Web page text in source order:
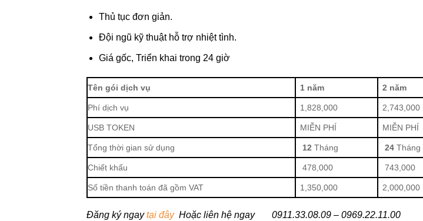
Thủ tục đơn giản.
Đội ngũ kỹ thuật hỗ trợ nhiệt tình.
Giá gốc, Triển khai trong 24 giờ
Tên gói dịch vụ 1 năm 2 năm
Phí dịch vụ 1,828,000 2,743,000
USB TOKEN MIỄN PHÍ MIỄN PHÍ
Tổng thời gian sử dụng 12 Tháng 24 Tháng
Chiết khấu 478,000 743,000
Số tiền thanh toán đã gồm VAT 1,350,000 2,000,000
Đăng ký ngaytại đâyHoặc liên hệ ngay 0911.33.08.09 – 0969.22.11.00